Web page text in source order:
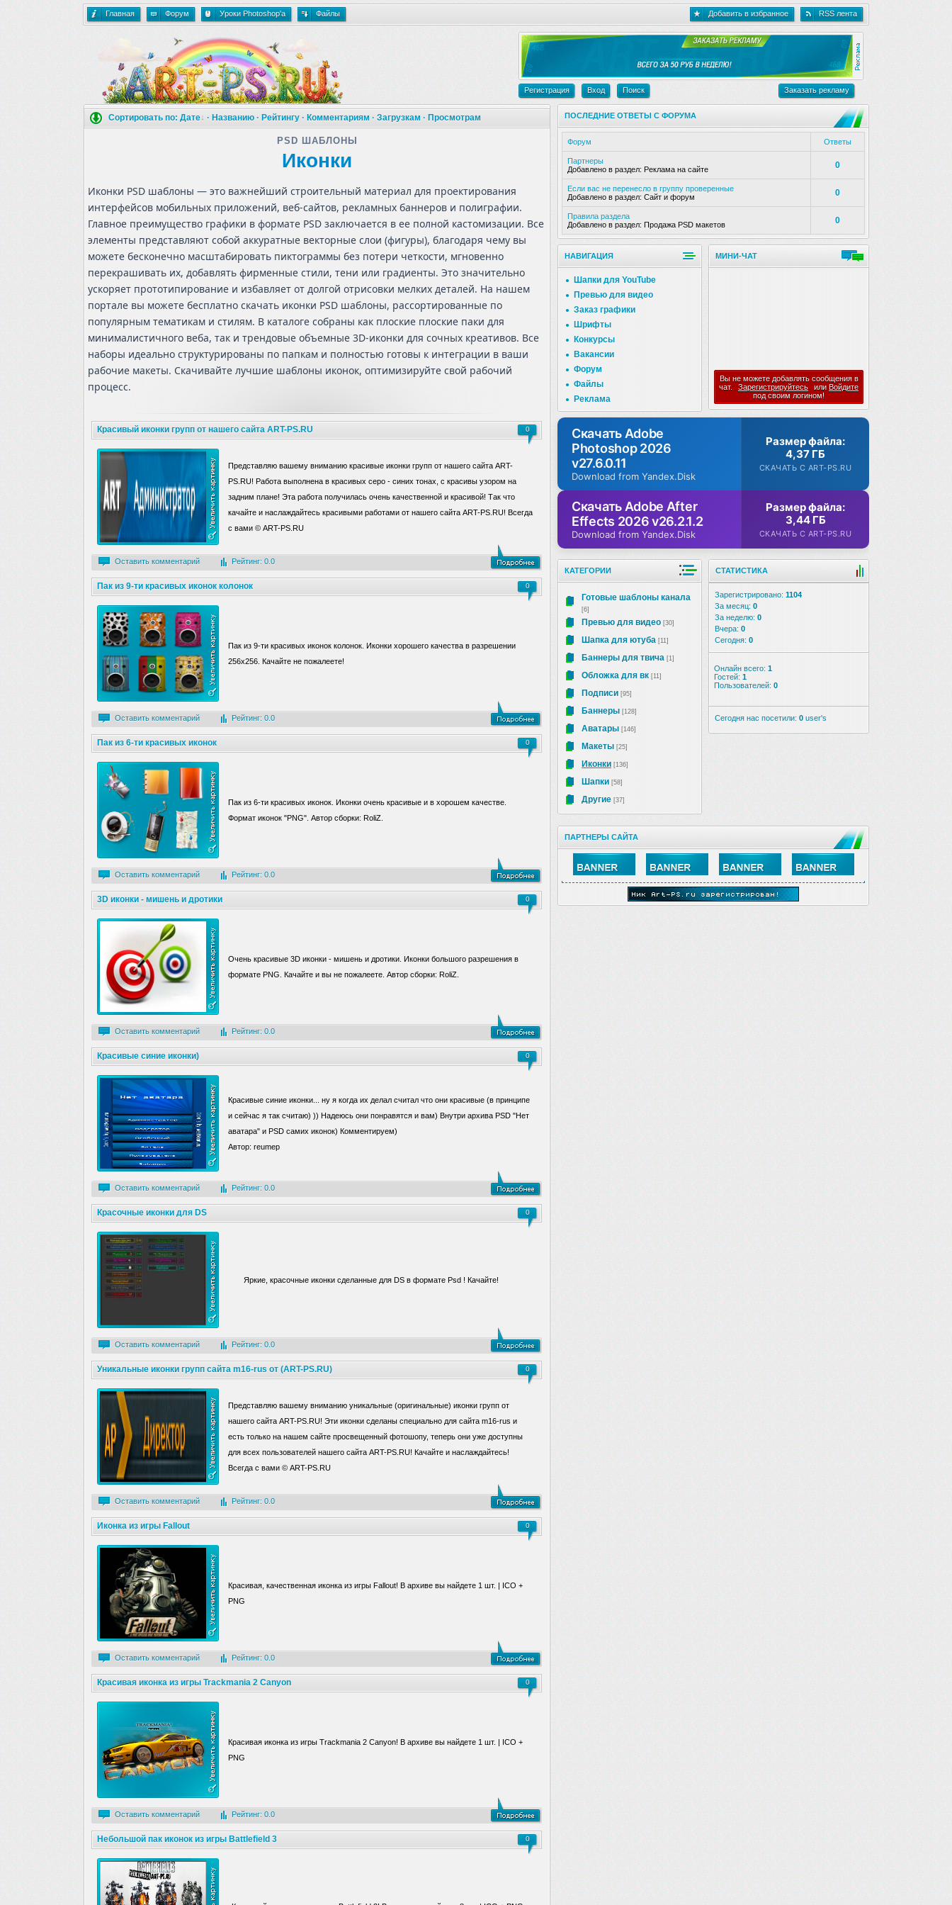
Главная Форум Уроки Photoshop'a Файлы Добавить в избранное RSS лента
Регистрация Вход Поиск Заказать рекламу
Сортировать по: Дате · Названию · Рейтингу · Комментариям · Загрузкам · Просмотрам
PSD ШАБЛОНЫ
Иконки
Иконки PSD шаблоны — это важнейший строительный материал для проектирования
интерфейсов мобильных приложений, веб-сайтов, рекламных баннеров и полиграфии.
Главное преимущество графики в формате PSD заключается в ее полной кастомизации. Все
элементы представляют собой аккуратные векторные слои (фигуры), благодаря чему вы
можете бесконечно масштабировать пиктограммы без потери четкости, мгновенно
перекрашивать их, добавлять фирменные стили, тени или градиенты. Это значительно
ускоряет прототипирование и избавляет от долгой отрисовки мелких деталей. На нашем
портале вы можете бесплатно скачать иконки PSD шаблоны, рассортированные по
популярным тематикам и стилям. В каталоге собраны как плоские плоские паки для
минималистичного веба, так и трендовые объемные 3D-иконки для сочных креативов. Все
наборы идеально структурированы по папкам и полностью готовы к интеграции в ваши
рабочие макеты. Скачивайте лучшие шаблоны иконок, оптимизируйте свой рабочий
процесс.
Красивый иконки групп от нашего сайта ART-PS.RU 0
Представляю вашему вниманию красивые иконки групп от нашего сайта ART-
PS.RU! Работа выполнена в красивых серо - синих тонах, с красивы узором на
задним плане! Эта работа получилась очень качественной и красивой! Так что
качайте и наслаждайтесь красивыми работами от нашего сайта ART-PS.RU! Всегда
с вами © ART-PS.RU
Оставить комментарий Рейтинг: 0.0
Пак из 9-ти красивых иконок колонок 0
Пак из 9-ти красивых иконок колонок. Иконки хорошего качества в разрешении
256х256. Качайте не пожалеете!
Оставить комментарий Рейтинг: 0.0
Пак из 6-ти красивых иконок 0
Пак из 6-ти красивых иконок. Иконки очень красивые и в хорошем качестве.
Формат иконок "PNG". Автор сборки: RoliZ.
Оставить комментарий Рейтинг: 0.0
3D иконки - мишень и дротики 0
Очень красивые 3D иконки - мишень и дротики. Иконки большого разрешения в
формате PNG. Качайте и вы не пожалеете. Автор сборки: RoliZ.
Оставить комментарий Рейтинг: 0.0
Красивые синие иконки) 0
Красивые синие иконки... ну я когда их делал считал что они красивые (в принципе
и сейчас я так считаю) )) Надеюсь они понравятся и вам) Внутри архива PSD "Нет
аватара" и PSD самих иконок) Комментируем)
Автор: reumep
Оставить комментарий Рейтинг: 0.0
Красочные иконки для DS 0
Яркие, красочные иконки сделанные для DS в формате Psd ! Качайте!
Оставить комментарий Рейтинг: 0.0
Уникальные иконки групп сайта m16-rus от (ART-PS.RU) 0
Представляю вашему вниманию уникальные (оригинальные) иконки групп от
нашего сайта ART-PS.RU! Эти иконки сделаны специально для сайта m16-rus и
есть только на нашем сайте просвещенный фотошопу, теперь они уже доступны
для всех пользователей нашего сайта ART-PS.RU! Качайте и наслаждайтесь!
Всегда с вами © ART-PS.RU
Оставить комментарий Рейтинг: 0.0
Иконка из игры Fallout 0
Красивая, качественная иконка из игры Fallout! В архиве вы найдете 1 шт. | ICO +
PNG
Оставить комментарий Рейтинг: 0.0
Красивая иконка из игры Trackmania 2 Canyon 0
Красивая иконка из игры Trackmania 2 Canyon! В архиве вы найдете 1 шт. | ICO +
PNG
Оставить комментарий Рейтинг: 0.0
Небольшой пак иконок из игры Battlefield 3 0
ПОСЛЕДНИЕ ОТВЕТЫ С ФОРУМА
Форум Ответы
Партнеры
Добавлено в раздел: Реклама на сайте 0
Если вас не перенесло в группу проверенные
Добавлено в раздел: Сайт и форум 0
Правила раздела
Добавлено в раздел: Продажа PSD макетов 0
НАВИГАЦИЯ
Шапки для YouTube
Превью для видео
Заказ графики
Шрифты
Конкурсы
Вакансии
Форум
Файлы
Реклама
МИНИ-ЧАТ
Вы не можете добавлять сообщения в
чат.
Зарегистрируйтесь или Войдите
под своим логином!
Скачать Adobe
Photoshop 2026
v27.6.0.11
Download from Yandex.Disk
Размер файла:
4,37 ГБ
СКАЧАТЬ С ART-PS.RU
Скачать Adobe After
Effects 2026 v26.2.1.2
Download from Yandex.Disk
Размер файла:
3,44 ГБ
СКАЧАТЬ С ART-PS.RU
КАТЕГОРИИ
Готовые шаблоны канала
[6]
Превью для видео [30]
Шапка для ютуба [11]
Баннеры для твича [1]
Обложка для вк [11]
Подписи [95]
Баннеры [128]
Аватары [146]
Макеты [25]
Иконки [136]
Шапки [58]
Другие [37]
СТАТИСТИКА
Зарегистрировано: 1104
За месяц: 0
За неделю: 0
Вчера: 0
Сегодня: 0
Онлайн всего: 1
Гостей: 1
Пользователей: 0
Сегодня нас посетили: 0 user's
ПАРТНЕРЫ САЙТА